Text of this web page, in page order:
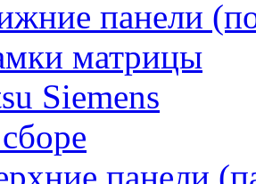
панели
матрицы
Siemens
панели